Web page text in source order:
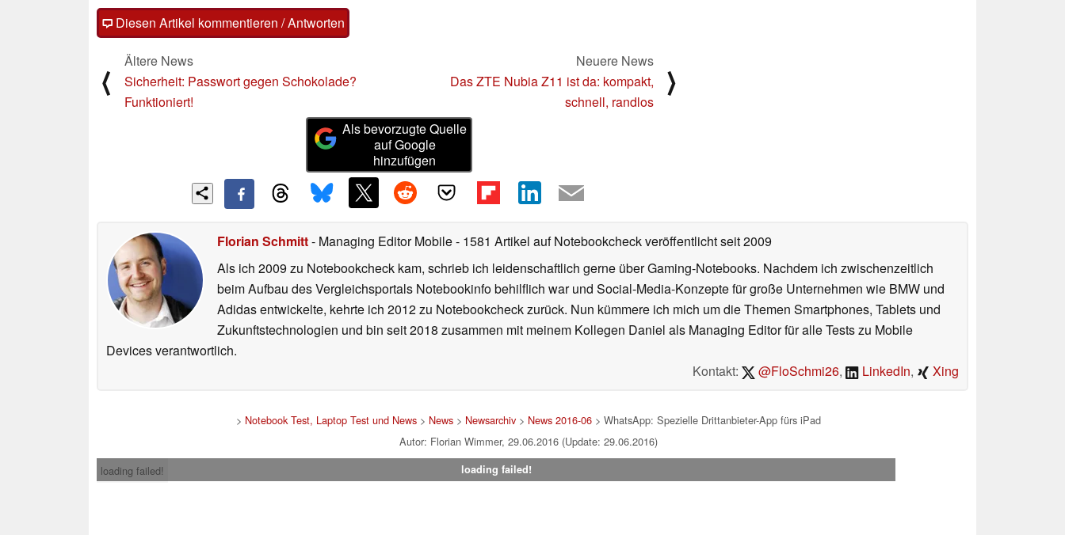
Diesen Artikel kommentieren / Antworten
⟨
Ältere News
Sicherheit: Passwort gegen Schokolade?
Funktioniert!
Neuere News
Das ZTE Nubia Z11 ist da: kompakt,
schnell, randlos
⟩
Als bevorzugte Quelle
auf Google
hinzufügen
Florian Schmitt- Managing Editor Mobile- 1581 Artikel auf Notebookcheck veröffentlichtseit 2009
Als ich 2009 zu Notebookcheck kam, schrieb ich leidenschaftlich gerne über Gaming-Notebooks. Nachdem ich zwischenzeitlich
beim Aufbau des Vergleichsportals Notebookinfo behilflich war und Social-Media-Konzepte für große Unternehmen wie BMW und
Adidas entwickelte, kehrte ich 2012 zu Notebookcheck zurück. Nun kümmere ich mich um die Themen Smartphones, Tablets und
Zukunftstechnologien und bin seit 2018 zusammen mit meinem Kollegen Daniel als Managing Editor für alle Tests zu Mobile
Devices verantwortlich.
Kontakt:
@FloSchmi26, LinkedIn, Xing
> Notebook Test, Laptop Test und News > News > Newsarchiv > News 2016-06 > WhatsApp: Spezielle Drittanbieter-App fürs iPad
Autor: Florian Wimmer, 29.06.2016 (Update: 29.06.2016)
loading failed!
loading failed!